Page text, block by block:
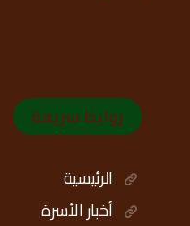
روابط سريعة
الرئيسية
أخبار الأسرة